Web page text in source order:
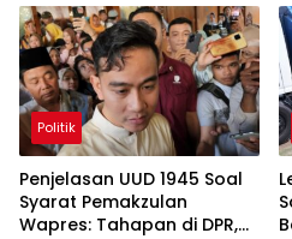
2026
Politik
Penjelasan UUD 1945 Soal
Syarat Pemakzulan
Wapres: Tahapan di DPR,